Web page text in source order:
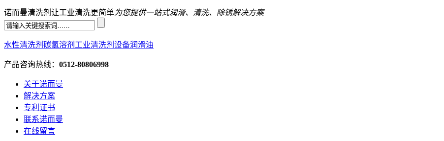
诺而曼清洗剂让工业清洗更简单为您提供一站式润滑、清洗、除锈解决方案
水性清洗剂 碳氢溶剂 工业清洗剂 设备润滑油
产品咨询热线： 0512-80806998
关于诺而曼
解决方案
专利证书
联系诺而曼
在线留言